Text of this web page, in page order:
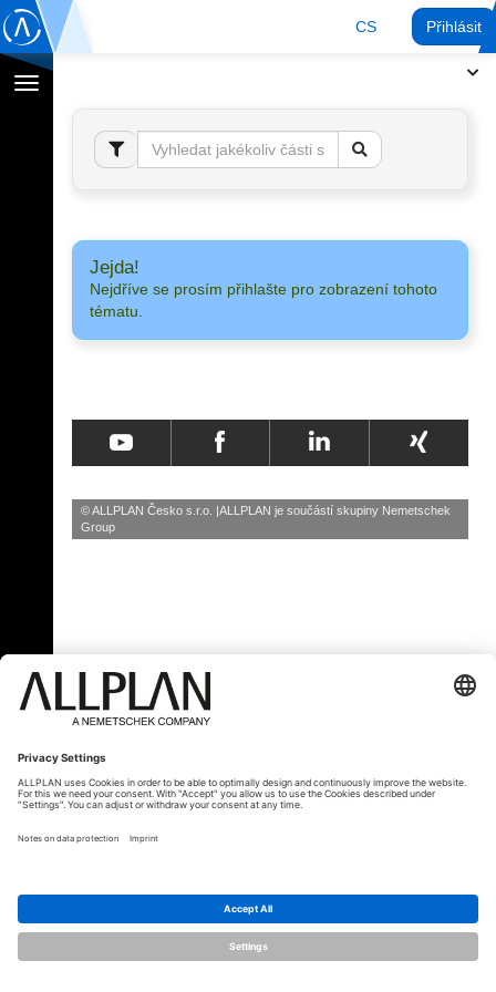
CS Přihlásit
Přepnout
navigaci
Jejda!
Nejdříve se prosím přihlašte pro zobrazení tohoto
tématu.
© ALLPLAN Česko s.r.o. ALLPLAN je součástí skupiny Nemetschek
Group